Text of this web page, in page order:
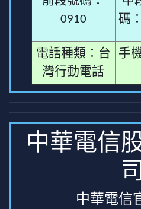
0910
碼
電話種類：台
灣行動電話
手
中華電信
中華電信